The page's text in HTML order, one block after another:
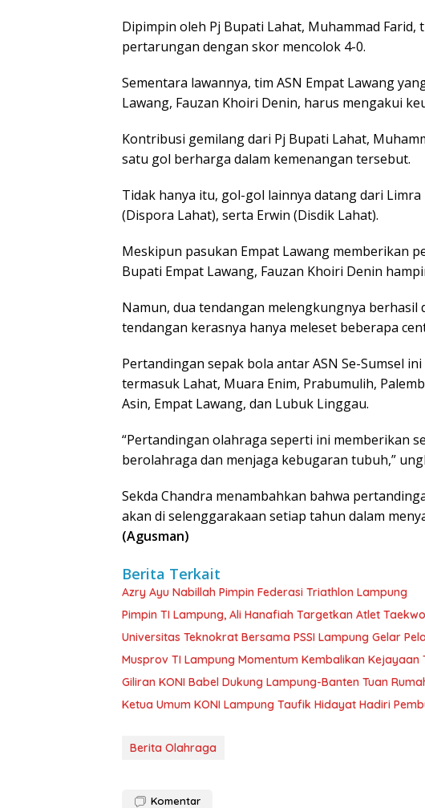
Dipimpin oleh Pj Bupati Lahat, Muhammad
pertarungan dengan skor mencolok 4-0.
Sementara lawannya, tim ASN Empat Lawang
Lawang, Fauzan Khoiri Denin, harus mengakui
Kontribusi gemilang dari Pj Bupati Lahat,
satu gol berharga dalam kemenangan tersebut.
Tidak hanya itu, gol-gol lainnya datang dari Limra
(Dispora Lahat), serta Erwin (Disdik Lahat).
Meskipun pasukan Empat Lawang memberikan
Bupati Empat Lawang, Fauzan Khoiri Denin
Namun, dua tendangan melengkungnya
tendangan kerasnya hanya meleset beberapa
Pertandingan sepak bola antar ASN Se-Sumsel
termasuk Lahat, Muara Enim, Prabumulih,
Asin, Empat Lawang, dan Lubuk Linggau.
“Pertandingan olahraga seperti ini memberikan
berolahraga dan menjaga kebugaran tubuh,”
Sekda Chandra menambahkan bahwa
akan di selenggarakaan setiap tahun dalam
(Agusman)
Berita Terkait
Azry Ayu Nabillah Pimpin Federasi Triathlon Lampung
Pimpin TI Lampung, Ali Hanafiah Targetkan Atlet
Universitas Teknokrat Bersama PSSI Lampung Gelar
Musprov TI Lampung Momentum Kembalikan Kejayaan
Giliran KONI Babel Dukung Lampung-Banten Tuan
Ketua Umum KONI Lampung Taufik Hidayat Hadiri
Berita Olahraga
Komentar